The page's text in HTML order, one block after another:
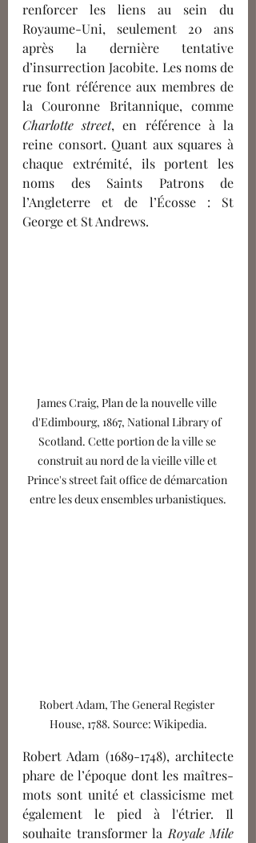
renforcer les liens au sein du
Royaume-Uni, seulement 20 ans
après la dernière tentative
d’insurrection Jacobite. Les noms de
rue font référence aux membres de
Charlotte street, en référence à la
reine consort. Quant aux squares à
chaque extrémité, ils portent les
noms des Saints Patrons de
l’Angleterre et de l’Écosse : St
George et St Andrews.
James Craig, Plan de la nouvelle ville
d'Edimbourg, 1867, National Library of
Scotland. Cette portion de la ville se
construit au nord de la vieille ville et
Prince's street fait office de démarcation
entre les deux ensembles urbanistiques.
Robert Adam, The General Register
House, 1788. Source: Wikipedia.
Robert Adam (1689-1748), architecte
phare de l’époque dont les maîtres-
mots sont unité et classicisme met
également le pied à l'étrier. Il
souhaite transformer la Royale Mile